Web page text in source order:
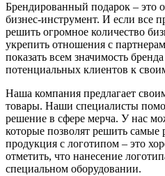
Брендированный подарок – это
бизнес-инструмент. И если все
решить огромное количество
укрепить отношения с
показать всем значимость
потенциальных клиентов к
Наша компания предлагает
товары. Наши специалисты
решение в сфере мерча. У нас
которые позволят решить самые
продукция с логотипом – это
отметить, что нанесение
специальном оборудовании.